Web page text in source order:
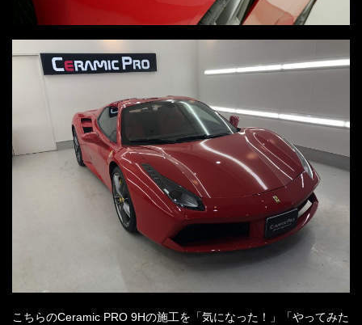
こちらのCeramic PRO 9Hの施工を「気になった！」「やってみた